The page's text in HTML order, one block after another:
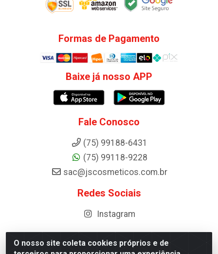
O nosso site coleta cookies próprios e de
Formas de Pagamento
Baixe já nosso APP
Fale Conosco
(75) 99188-6431
(75) 99118-9228
sac@jscosmeticos.com.br
Redes Sociais
Instagram